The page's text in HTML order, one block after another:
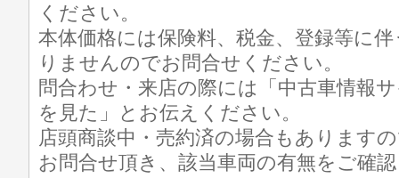
ください。
本体価格には保険料、税金、登録等に
りませんのでお問合せください。
問合わせ・来店の際には「中古車情報
を見た」とお伝えください。
店頭商談中・売約済の場合もあります
お問合せ頂き、該当車両の有無をご確